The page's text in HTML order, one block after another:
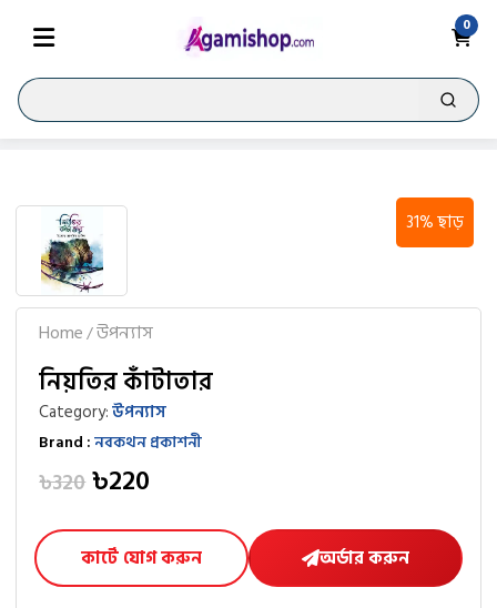
0
31% ছাড়
Home/উপন্যাস
নিয়তির কাঁটাতার
Category:উপন্যাস
Brand :নবকথন প্রকাশনী
৳320৳220
কার্টে যোগ করুন অর্ডার করুন